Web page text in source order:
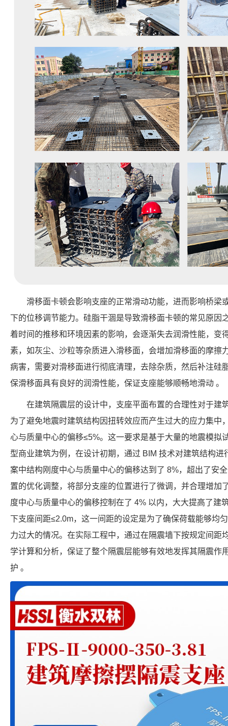
滑移面卡顿会影响支座的正常滑动功能，进而影响桥梁
下的位移调节能力。硅脂干涸是导致滑移面卡顿的常见原因
着时间的推移和环境因素的影响，会逐渐失去润滑性能，变
素，如灰尘、沙粒等杂质进入滑移面，会增加滑移面的摩擦
病害，需要对滑移面进行彻底清理，去除杂质，然后补注硅
保滑移面具有良好的润滑性能，保证支座能够顺畅地滑动 。
在建筑隔震层的设计中，支座平面布置的合理性对于建
为了避免地震时建筑结构因扭转效应而产生过大的应力集中
心与质量中心的偏移≤5%。这一要求是基于大量的地震模拟
型商业建筑为例，在设计初期，通过 BIM 技术对建筑结构
案中结构刚度中心与质量中心的偏移达到了 8%，超出了安
置的优化调整，将部分支座的位置进行了微调，并合理增加
度中心与质量中心的偏移控制在了 4% 以内，大大提高了建
下支座间距≤2.0m，这一间距的设定是为了确保荷载能够均
力过大的情况。在实际工程中，通过在隔震墙下按规定间距
学计算和分析，保证了整个隔震层能够有效地发挥其隔震作
护 。